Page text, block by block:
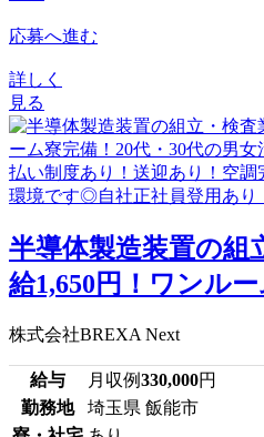
応募へ進む
詳しく
見る
半導体製造装置の組
給1,650円！ワンル
株式会社BREXA Next
給与 月収例330,000円
勤務地
埼玉県 飯能市